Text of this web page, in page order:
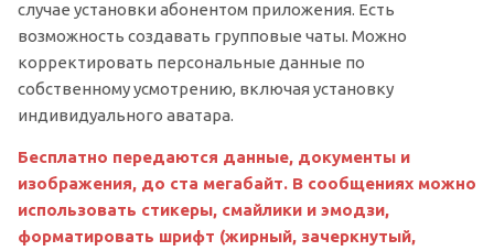
случае установки абонентом приложения. Есть
возможность создавать групповые чаты. Можно
корректировать персональные данные по
собственному усмотрению, включая установку
индивидуального аватара.
Бесплатно передаются данные, документы и
изображения, до ста мегабайт. В сообщениях можно
использовать стикеры, смайлики и эмодзи,
форматировать шрифт (жирный, зачеркнутый,